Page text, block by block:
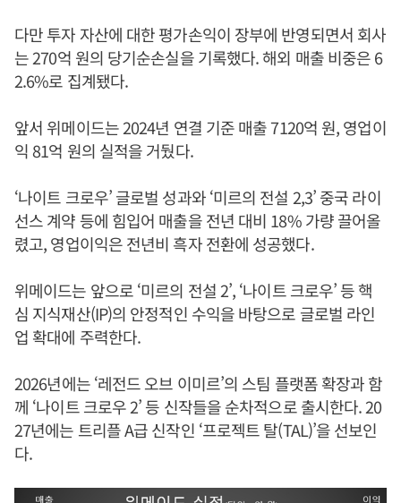
다만 투자 자산에 대한 평가손익이 장부에 반영되면서 회사
는 270억 원의 당기순손실을 기록했다. 해외 매출 비중은 6
2.6%로 집계됐다.
앞서 위메이드는 2024년 연결 기준 매출 7120억 원, 영업이
익 81억 원의 실적을 거뒀다.
‘나이트 크로우’ 글로벌 성과와 ‘미르의 전설 2,3’ 중국 라이
선스 계약 등에 힘입어 매출을 전년 대비 18% 가량 끌어올
렸고, 영업이익은 전년비 흑자 전환에 성공했다.
위메이드는 앞으로 ‘미르의 전설 2’, ‘나이트 크로우’ 등 핵
심 지식재산(IP)의 안정적인 수익을 바탕으로 글로벌 라인
업 확대에 주력한다.
2026년에는 ‘레전드 오브 이미르’의 스팀 플랫폼 확장과 함
께 ‘나이트 크로우 2’ 등 신작들을 순차적으로 출시한다. 20
27년에는 트리플 A급 신작인 ‘프로젝트 탈(TAL)’을 선보인
다.